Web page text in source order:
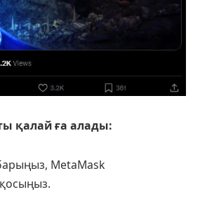
қалай ға алады:
MetaMask